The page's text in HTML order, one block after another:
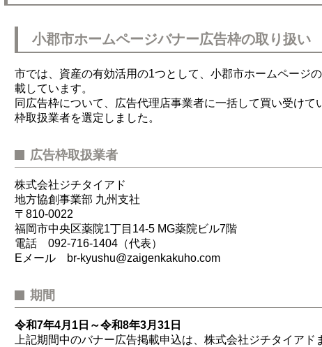
小郡市ホームページバナー広告枠の取り扱い
市では、資産の有効活用の1つとして、小郡市ホームページ
載しています。
同広告枠について、広告代理店事業者に一括して買い受け
枠取扱業者を選定しました。
広告枠取扱業者
株式会社ジチタイアド
地方協創事業部 九州支社
〒810-0022
福岡市中央区薬院1丁目14-5 MG薬院ビル7階
電話 092-716-1404（代表）
Eメール br-kyushu@zaigenkakuho.com
期間
令和7年4月1日～令和8年3月31日
上記期間中のバナー広告掲載申込は、株式会社ジチタイアド